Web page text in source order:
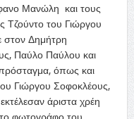
Μανώλη και τους
Τζούντο του Γιώργου
στον Δημήτρη
Παύλο Παύλου και
όπως και
Γιώργου Σοφοκλέους,
άριστα χρέη